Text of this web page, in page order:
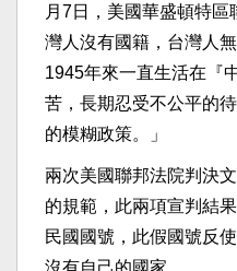
月7日，美國華盛頓特
灣人沒有國籍，台灣人
1945年來一直生活在『
苦，長期忍受不公平的
的模糊政策。」
兩次美國聯邦法院判決
的規範，此兩項宣判結
民國國號，此假國號反
沒有自己的國家。